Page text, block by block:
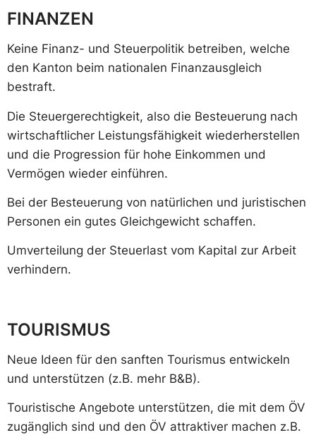
FINANZEN
Keine Finanz- und Steuerpolitik betreiben, welche
den Kanton beim nationalen Finanzausgleich
bestraft.
Die Steuergerechtigkeit, also die Besteuerung nach
wirtschaftlicher Leistungsfähigkeit wiederherstellen
und die Progression für hohe Einkommen und
Vermögen wieder einführen.
Bei der Besteuerung von natürlichen und juristischen
Personen ein gutes Gleichgewicht schaffen.
Umverteilung der Steuerlast vom Kapital zur Arbeit
verhindern.
TOURISMUS
Neue Ideen für den sanften Tourismus entwickeln
und unterstützen (z.B. mehr B&B).
Touristische Angebote unterstützen, die mit dem ÖV
zugänglich sind und den ÖV attraktiver machen z.B.